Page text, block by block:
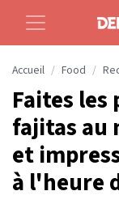
Accueil Food
Faites les
fajitas au
et
à l'heure